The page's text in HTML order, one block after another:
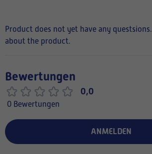
Product does not yet have any questsions.
about the product.
Bewertungen
0,0
0 Bewertungen
ANMELDEN